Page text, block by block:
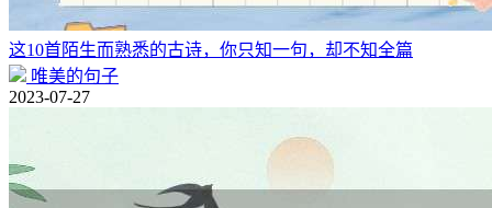
这10首陌生而熟悉的古诗，你只知一句，却不知全篇
唯美的句子
2023-07-27